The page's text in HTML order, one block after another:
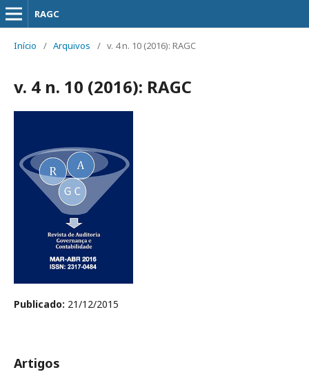
RAGC
Início / Arquivos / v. 4 n. 10 (2016): RAGC
v. 4 n. 10 (2016): RAGC
Publicado: 21/12/2015
Artigos